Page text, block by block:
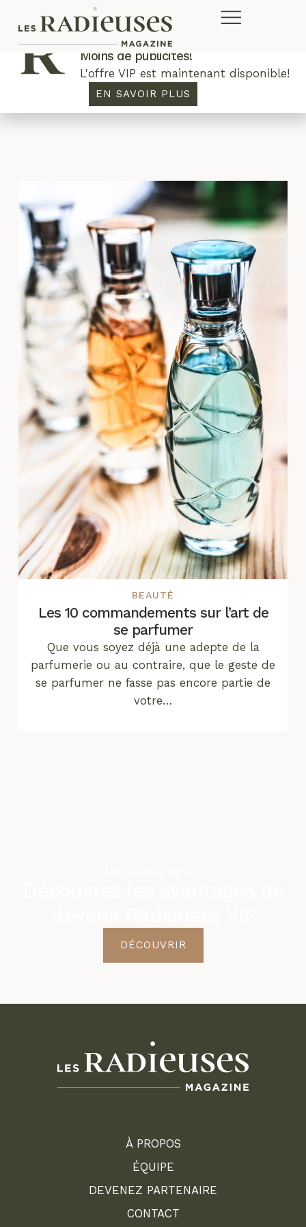
parfum
BEAUTÉ
Les 10 commandements sur l’art de
se parfumer
Que vous soyez déjà une adepte de la
parfumerie ou au contraire, que le geste de
se parfumer ne fasse pas encore partie de
votre…
DÉCOUVRIR
À PROPOS
ÉQUIPE
DEVENEZ PARTENAIRE
CONTACT
Plus de concours. Plus de rabais.
Moins de publicités!
L'offre VIP est maintenant disponible!
EN SAVOIR PLUS